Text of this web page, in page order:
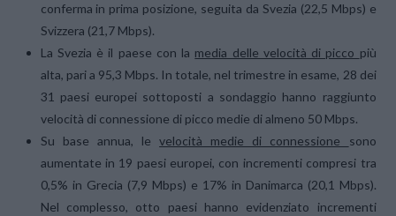
conferma in prima posizione, seguita da Svezia (22,5 Mbps) e
Svizzera (21,7 Mbps).
La Svezia è il paese con la media delle velocità di picco più
alta, pari a 95,3 Mbps. In totale, nel trimestre in esame, 28 dei
31 paesi europei sottoposti a sondaggio hanno raggiunto
velocità di connessione di picco medie di almeno 50 Mbps.
Su base annua, levelocità medie di connessione sono
aumentate in 19 paesi europei, con incrementi compresi tra
0,5% in Grecia (7,9 Mbps) e 17% in Danimarca (20,1 Mbps).
Nel complesso, otto paesi hanno evidenziato incrementi